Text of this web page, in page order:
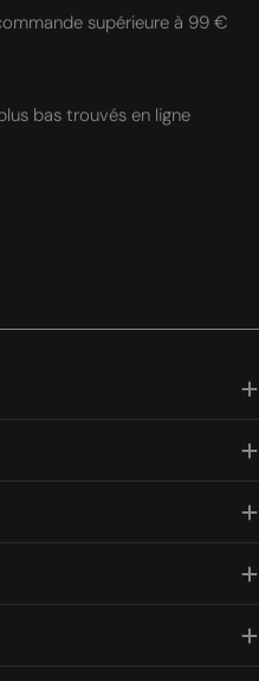
supérieure à 99 €
bas trouvés en ligne